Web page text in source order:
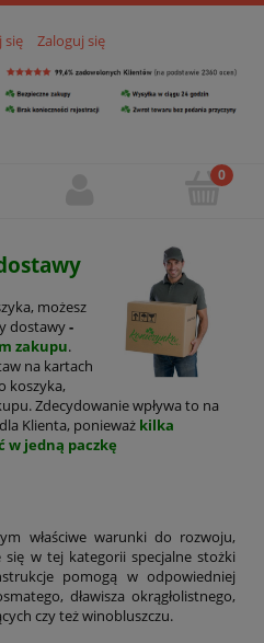
się Zaloguj się
możesz
dostawy-
zakupu.
na kartach
koszyka,
Zdecydowanie wpływa to na
Klienta, ponieważ kilka
w jedną paczkę
właściwe warunki do rozwoju,
w tej kategorii specjalne stożki
pomogą w odpowiedniej
dławisza okrągłolistnego,
czy też winobluszczu.